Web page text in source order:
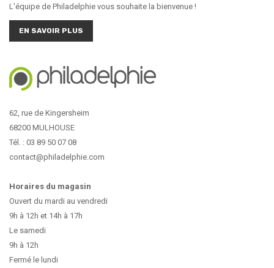
L'équipe de Philadelphie vous souhaite la bienvenue !
EN SAVOIR PLUS
62, rue de Kingersheim
68200 MULHOUSE
Tél. : 03 89 50 07 08
contact@philadelphie.com
Horaires du magasin
Ouvert du mardi au vendredi
9h à 12h et 14h à 17h
Le samedi
9h à 12h
Fermé le lundi